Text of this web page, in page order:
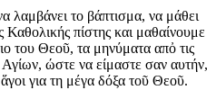
λαμβάνει το βάπτισμα, να μάθει
πίστης και μαθαίνουμε
του Θεοῦ, τα μηνύματα απὀ τις
Αγίων, ώστε να είμαστε σαν αυτήν,
για τη μέγα δόξα τοῦ Θεοῦ.